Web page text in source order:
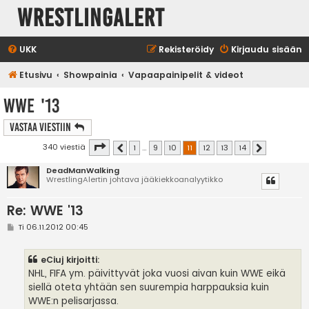
WrestlingAlert
UKK Kirjaudu sisään
Rekisteröidy
Etusivu Showpainia Vapaapainipelit & videot
WWE '13
Vastaa Viestiin
340 viestiä Sivu /
Edellinen
1 … 9 10 11 12 13 14
DeadManWalking
WrestlingAlertin johtava jääkiekkoanalyytikko
Re: WWE '13
VTi 06.11.2012 00:45
eCiuj kirjoitti:
NHL, FIFA ym. päivittyvät joka vuosi aivan kuin WWE eikä
siellä oteta yhtään sen suurempia harppauksia kuin
WWE:n pelisarjassa.